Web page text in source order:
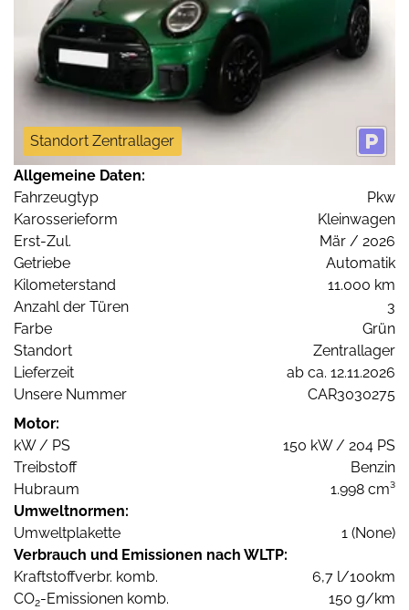
Standort Zentrallager
Allgemeine Daten:
Fahrzeugtyp
Pkw
Karosserieform
Kleinwagen
Erst-Zul.
Mär / 2026
Getriebe
Automatik
Kilometerstand
11.000 km
Anzahl der Türen
3
Farbe
Grün
Standort
Zentrallager
Lieferzeit
ab ca. 12.11.2026
Unsere Nummer
CAR3030275
Motor:
kW / PS
150 kW / 204 PS
Treibstoff
Benzin
Hubraum
1.998 cm³
Umweltnormen:
Umweltplakette
1 (None)
Verbrauch und Emissionen nach WLTP:
Kraftstoffverbr. komb.
6,7 l/100km
CO2-Emissionen komb.
150 g/km